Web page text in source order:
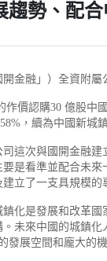
趨勢、配
金融」）全資附
價認購30 億股
，續為中國新
這次與國開金融
是看準並配合未
立了一支具規模
化是發展和改革
未來中國的城鎮
發展空間和龐大的機